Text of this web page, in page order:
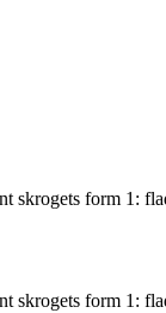
skrogets form 1:
skrogets form 1: